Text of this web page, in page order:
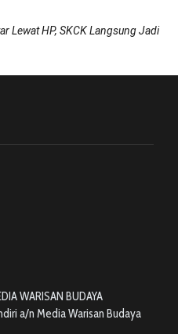
Lewat HP, SKCK Langsung Jadi
WARISAN BUDAYA
a/n Media Warisan Budaya